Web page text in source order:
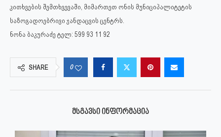
კითხვების შემთხვევაში, მიმართეთ ონის მუნიციპალიტეტის
საზოგადოებრივი ჯანდაცვის ცენტრს.
ნონა ბაკურაძე ტელ: 599 93 11 92
SHARE 0
ᲛᲡᲒᲐᲕᲡᲘ ᲘᲜᲤᲝᲠᲛᲐᲪᲘᲐ